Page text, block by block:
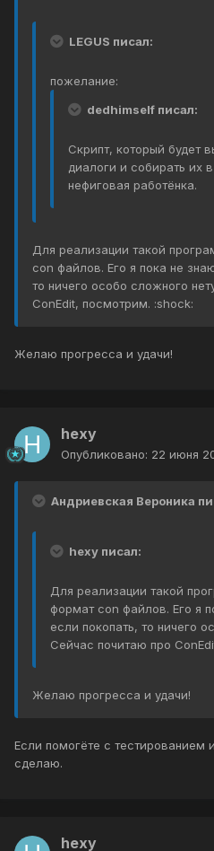
LEGUS писал:
пожелание:
dedhimself писал:
Скрипт, который будет
диалоги и собирать их
нефиговая работёнка.
Для реализации такой
con файлов. Его я пока не
то ничего особо сложного
ConEdit, посмотрим. :shock:
Желаю прогресса и удачи!
hexy
Опубликовано: 22 июня
Андриевская Вероника
hexy писал:
Для реализации такой
формат con файлов. Его я
если покопать, то ничего
Сейчас почитаю про
Желаю прогресса и удачи!
Если помогёте с тестированием
сделаю.
hexy